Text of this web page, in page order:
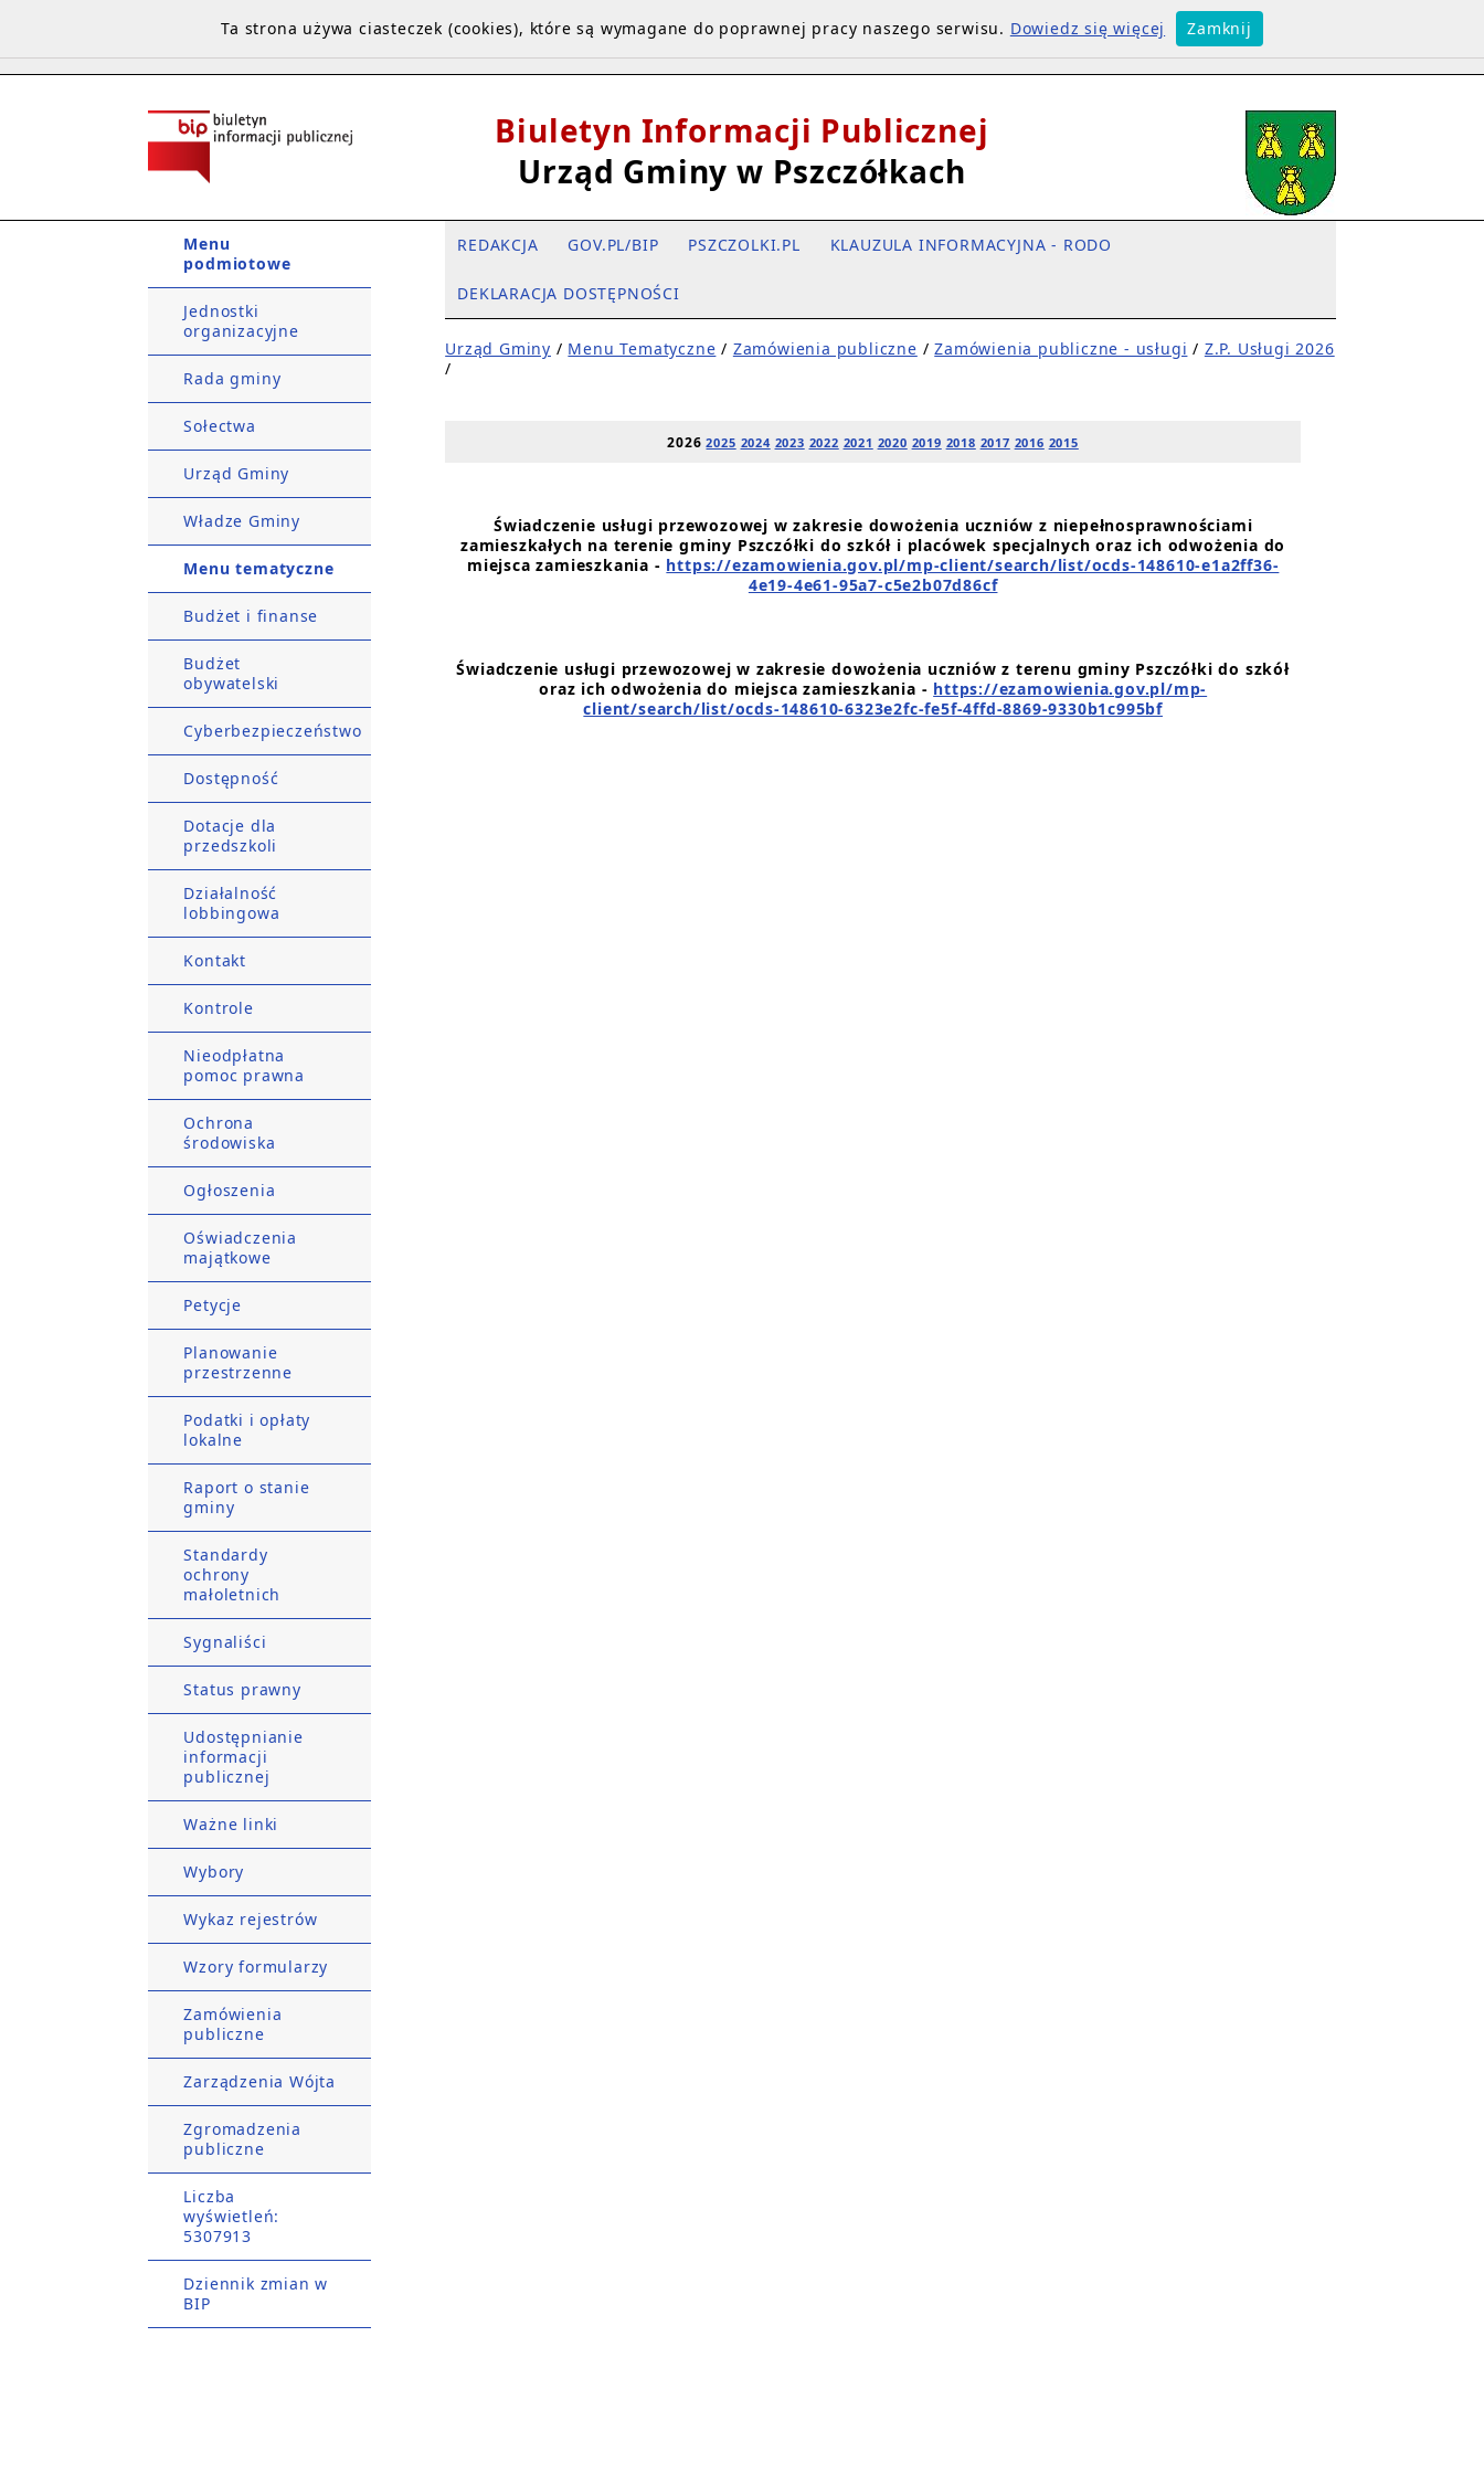
Biuletyn Informacji Publicznej
Urząd Gminy w Pszczółkach
Menu
podmiotowe
Jednostki
organizacyjne
Rada gminy
Sołectwa
Urząd Gminy
Władze Gminy
Menu tematyczne
Budżet i finanse
Budżet
obywatelski
Cyberbezpieczeństwo
Dostępność
Dotacje dla
przedszkoli
Działalność
lobbingowa
Kontakt
Kontrole
Nieodpłatna
pomoc prawna
Ochrona
środowiska
Ogłoszenia
Oświadczenia
majątkowe
Petycje
Planowanie
przestrzenne
Podatki i opłaty
lokalne
Raport o stanie
gminy
Standardy
ochrony
małoletnich
Sygnaliści
Status prawny
Udostępnianie
informacji
publicznej
Ważne linki
Wybory
Wykaz rejestrów
Wzory formularzy
Zamówienia
publiczne
Zarządzenia Wójta
Zgromadzenia
publiczne
Liczba
wyświetleń:
5307913
Dziennik zmian w
BIP
REDAKCJA GOV.PL/BIP PSZCZOLKI.PL KLAUZULA INFORMACYJNA - RODO
DEKLARACJA DOSTĘPNOŚCI
Urząd Gminy / Menu Tematyczne / Zamówienia publiczne /Zamówienia publiczne - usługi / Z.P. Usługi 2026
/
20262025 2024 2023 2022 2021 2020 2019 2018 2017 2016 2015
Świadczenie usługi przewozowej w zakresie dowożenia uczniów z niepełnosprawnościami
zamieszkałych na terenie gminy Pszczółki do szkół i placówek specjalnych oraz ich odwożenia do
miejsca zamieszkania - https://ezamowienia.gov.pl/mp-client/search/list/ocds-148610-e1a2ff36-
4e19-4e61-95a7-c5e2b07d86cf
Świadczenie usługi przewozowej w zakresie dowożenia uczniów z terenu gminy Pszczółki do szkół
oraz ich odwożenia do miejsca zamieszkania - https://ezamowienia.gov.pl/mp-
client/search/list/ocds-148610-6323e2fc-fe5f-4ffd-8869-9330b1c995bf
Ta strona używa ciasteczek (cookies), które są wymagane do poprawnej pracy naszego serwisu. Dowiedz się więcej Zamknij